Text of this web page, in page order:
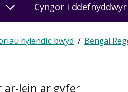
Cyngor i ddefnyddwyr
hylendid bwyd Bengal
ar-lein ar gyfer